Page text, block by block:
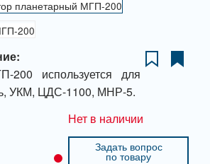
200 используется для
УКМ, ЦДС-1100, МНР-5.
Нет в наличии
Задать вопрос
по товару